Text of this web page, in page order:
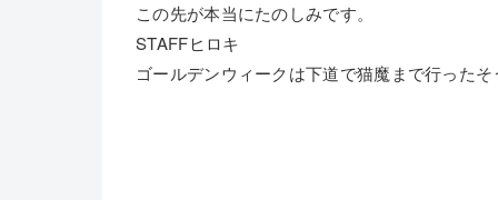
この先が本当にたのしみです。
STAFFヒロキ
ゴールデンウィークは下道で猫魔まで行った